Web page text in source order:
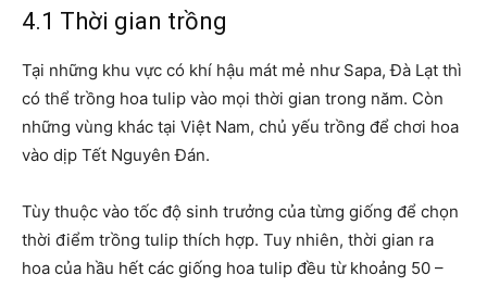
4.1 Thời gian trồng
Tại những khu vực có khí hậu mát mẻ như Sapa, Đà Lạt thì
có thể trồng hoa tulip vào mọi thời gian trong năm. Còn
những vùng khác tại Việt Nam, chủ yếu trồng để chơi hoa
vào dịp Tết Nguyên Đán.
Tùy thuộc vào tốc độ sinh trưởng của từng giống để chọn
thời điểm trồng tulip thích hợp. Tuy nhiên, thời gian ra
hoa của hầu hết các giống hoa tulip đều từ khoảng 50 –